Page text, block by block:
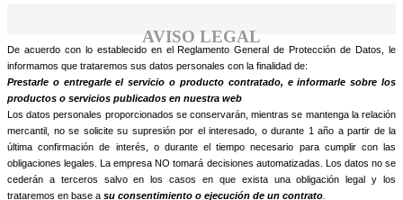
AVISO LEGAL
De acuerdo con lo establecido en el Reglamento General de Protección de Datos, le
informamos que trataremos sus datos personales con la finalidad de:
Prestarle o entregarle el servicio o producto contratado, e informarle sobre los
productos o servicios publicados en nuestra web
Los datos personales proporcionados se conservarán, mientras se mantenga la relación
mercantil, no se solicite su supresión por el interesado, o durante 1 año a partir de la
última confirmación de interés, o durante el tiempo necesario para cumplir con las